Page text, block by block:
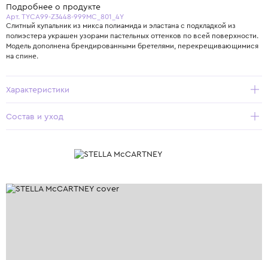
Подробнее о продукте
Арт. TYCA99-Z3448-999MC_801_4Y
Слитный купальник из микса полиамида и эластана с подкладкой из
полиэстера украшен узорами пастельных оттенков по всей поверхности.
Модель дополнена брендированными бретелями, перекрещивающимися
на спине.
Характеристики
Состав и уход